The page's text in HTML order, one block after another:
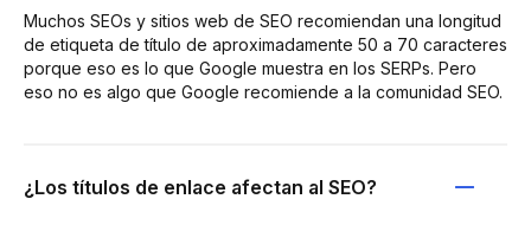
Muchos SEOs y sitios web de SEO recomiendan una longitud
de etiqueta de título de aproximadamente 50 a 70 caracteres
porque eso es lo que Google muestra en los SERPs. Pero
eso no es algo que Google recomiende a la comunidad SEO.
¿Los títulos de enlace afectan al SEO?